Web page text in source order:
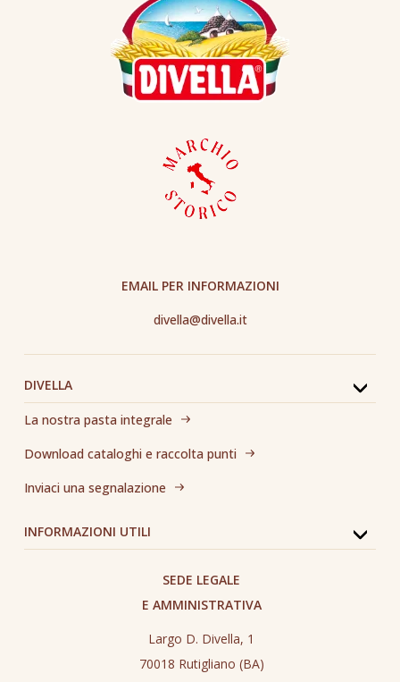
DIVELLA
La nostra pasta integrale
Download cataloghi e raccolta punti
Inviaci una segnalazione
INFORMAZIONI UTILI
EMAIL PER INFORMAZIONI
divella@divella.it
SEDE LEGALE
E AMMINISTRATIVA
Largo D. Divella, 1
70018 Rutigliano (BA)